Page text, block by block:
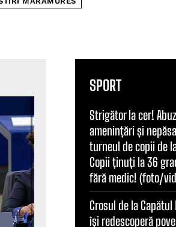
SPORT
Strigător la cer!
amenințări și
turneul de copii de
Copii ținuți la 36
fără medic! (foto/
Crosul de la
își redescoperă